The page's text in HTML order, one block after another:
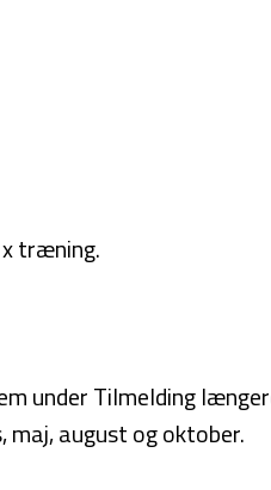
træning.
under Tilmelding
august og oktober.